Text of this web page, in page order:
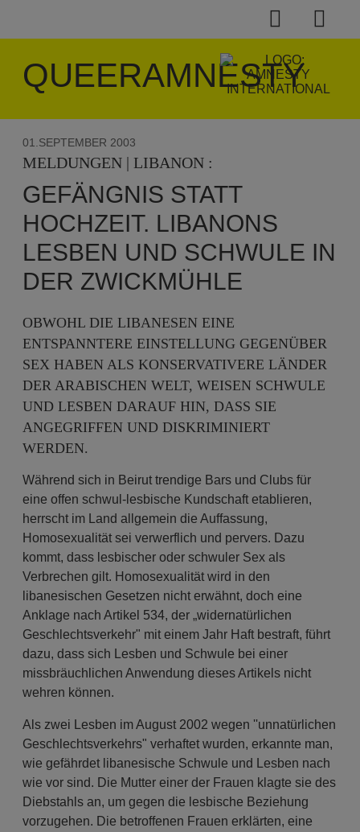
QUEERAMNESTY
01.SEPTEMBER 2003
MELDUNGEN | LIBANON :
GEFÄNGNIS STATT
HOCHZEIT. LIBANONS
LESBEN UND SCHWULE IN
DER ZWICKMÜHLE
OBWOHL DIE LIBANESEN EINE
ENTSPANNTERE EINSTELLUNG GEGENÜBER
SEX HABEN ALS KONSERVATIVERE LÄNDER
DER ARABISCHEN WELT, WEISEN SCHWULE
UND LESBEN DARAUF HIN, DASS SIE
ANGEGRIFFEN UND DISKRIMINIERT
WERDEN.
Während sich in Beirut trendige Bars und Clubs für
eine offen schwul-lesbische Kundschaft etablieren,
herrscht im Land allgemein die Auffassung,
Homosexualität sei verwerflich und pervers. Dazu
kommt, dass lesbischer oder schwuler Sex als
Verbrechen gilt. Homosexualität wird in den
libanesischen Gesetzen nicht erwähnt, doch eine
Anklage nach Artikel 534, der „widernatürlichen
Geschlechtsverkehr" mit einem Jahr Haft bestraft, führt
dazu, dass sich Lesben und Schwule bei einer
missbräuchlichen Anwendung dieses Artikels nicht
wehren können.
Als zwei Lesben im August 2002 wegen ''unnatürlichen
Geschlechtsverkehrs" verhaftet wurden, erkannte man,
wie gefährdet libanesische Schwule und Lesben nach
wie vor sind. Die Mutter einer der Frauen klagte sie des
Diebstahls an, um gegen die lesbische Beziehung
vorzugehen. Die betroffenen Frauen erklärten, eine